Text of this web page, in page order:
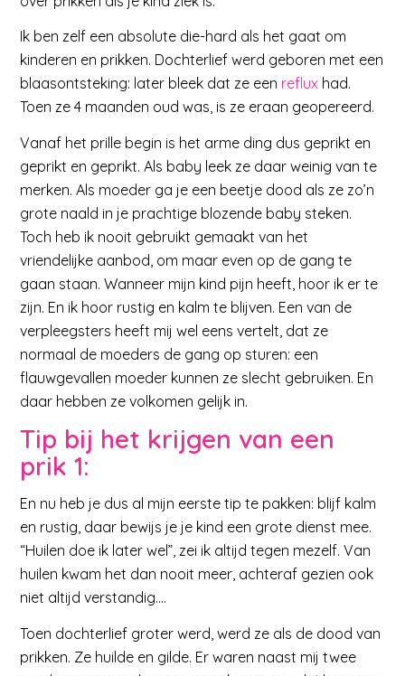
Ik ben zelf een absolute die-hard als het gaat om
kinderen en prikken. Dochterlief werd geboren met een
blaasontsteking: later bleek dat ze een reflux had.
Toen ze 4 maanden oud was, is ze eraan geopereerd.
Vanaf het prille begin is het arme ding dus geprikt en
geprikt en geprikt. Als baby leek ze daar weinig van te
merken. Als moeder ga je een beetje dood als ze zo’n
grote naald in je prachtige blozende baby steken.
Toch heb ik nooit gebruikt gemaakt van het
vriendelijke aanbod, om maar even op de gang te
gaan staan. Wanneer mijn kind pijn heeft, hoor ik er te
zijn. En ik hoor rustig en kalm te blijven. Een van de
verpleegsters heeft mij wel eens vertelt, dat ze
normaal de moeders de gang op sturen: een
flauwgevallen moeder kunnen ze slecht gebruiken. En
daar hebben ze volkomen gelijk in.
Tip bij het krijgen van een
prik 1:
En nu heb je dus al mijn eerste tip te pakken: blijf kalm
en rustig, daar bewijs je je kind een grote dienst mee.
“Huilen doe ik later wel”, zei ik altijd tegen mezelf. Van
huilen kwam het dan nooit meer, achteraf gezien ook
niet altijd verstandig….
Toen dochterlief groter werd, werd ze als de dood van
prikken. Ze huilde en gilde. Er waren naast mij twee